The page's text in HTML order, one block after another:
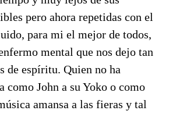
pero ahora repetidas con el
para mi el mejor de todos,
mental que nos dejo tan
de espíritu. Quien no ha
como John a su Yoko o como
amansa a las fieras y tal